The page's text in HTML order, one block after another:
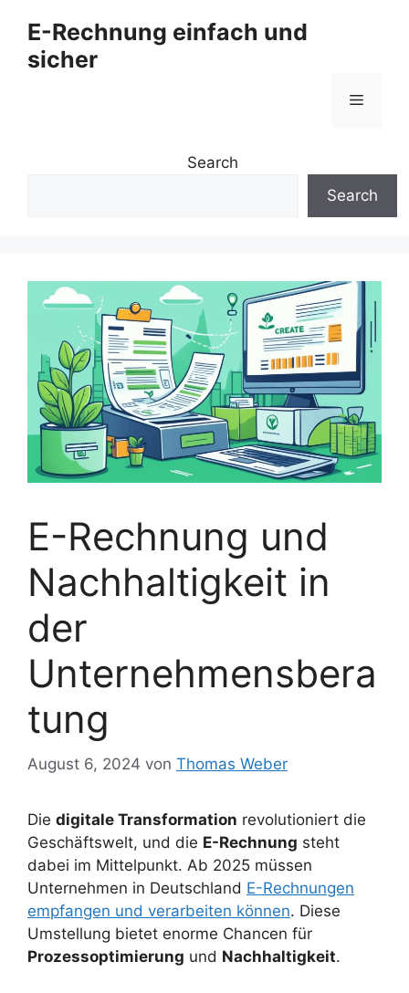
Inhalt
springen
E-Rechnung einfach und
sicher
Menü
Search
Search
E-Rechnung und
Nachhaltigkeit in
der
Unternehmensbera
tung
August 6, 2024 von Thomas Weber
Die digitale Transformation revolutioniert die
Geschäftswelt, und die E-Rechnung steht
dabei im Mittelpunkt. Ab 2025 müssen
Unternehmen in Deutschland E-Rechnungen
empfangen und verarbeiten können. Diese
Umstellung bietet enorme Chancen für
Prozessoptimierung und Nachhaltigkeit.